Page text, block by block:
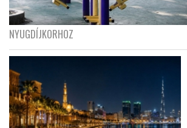
NYUGDÍJKORHOZ